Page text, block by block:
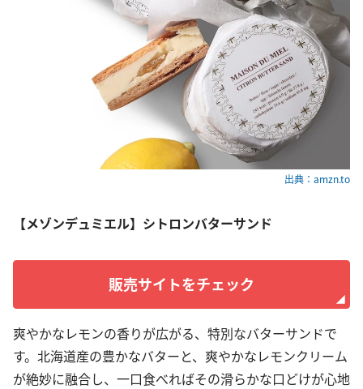
出典：amzn.to
【メゾンデュミエル】シトロンバターサンド
販売サイトをチェック
爽やかなレモンの香りが広がる、特別なバターサンドで
す。北海道産の豊かなバターと、爽やかなレモンクリーム
が絶妙に融合し、一口食べればその滑らかな口どけが心地